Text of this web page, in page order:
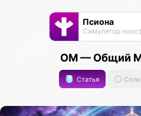
Псиона
ОМ — Общий
Статья